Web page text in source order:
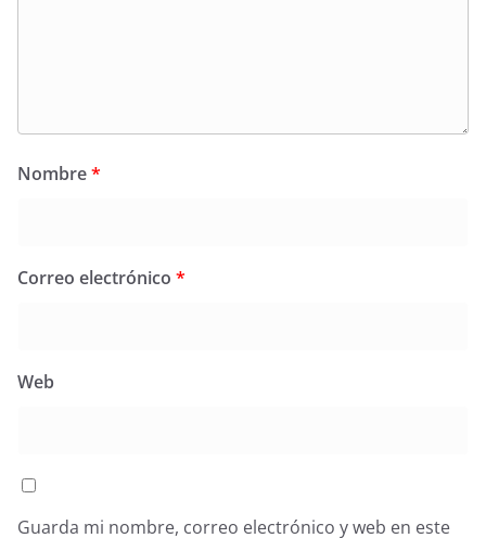
Nombre*
Correo electrónico *
Web
Guarda mi nombre, correo electrónico y web en este